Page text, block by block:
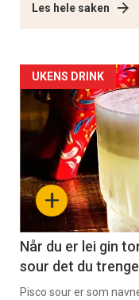
Les hele saken
Artikler
detail
section
11+
UKENS DRINK
Når du er lei gin
sour det du
Pisco sour er som